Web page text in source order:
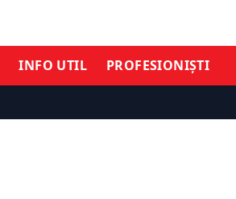
INFO UTIL PROFESIONIȘTI